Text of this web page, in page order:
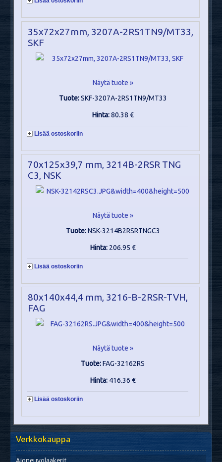
35x72x27mm, 3207A-2RS1TN9/MT33,
SKF
Näytä tuote »
Tuote:SKF-3207A-2RS1TN9/MT33
Hinta:80.38 €
Lisää ostoskoriin
70x125x39,7 mm, 3214B-2RSR TNG
C3, NSK
Näytä tuote »
Tuote:NSK-3214B2RSRTNGC3
Hinta: 206.95 €
Lisää ostoskoriin
80x140x44,4 mm, 3216-B-2RSR-TVH,
FAG
Näytä tuote »
Tuote:FAG-32162RS
Hinta: 416.36 €
Lisää ostoskoriin
Verkkokauppa
Ajoneuvolaakerit